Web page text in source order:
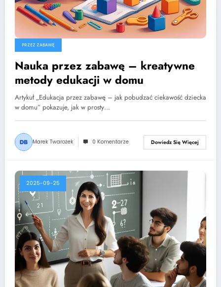
PRZEZ ZABAWĘ
Nauka przez zabawę – kreatywne
metody edukacji w domu
Artykuł „Edukacja przez zabawę – jak pobudzać ciekawość dziecka
w domu” pokazuje, jak w prosty…
Marek Twarożek 0 Komentarze Dowiedz Się Więcej
2025-09-25